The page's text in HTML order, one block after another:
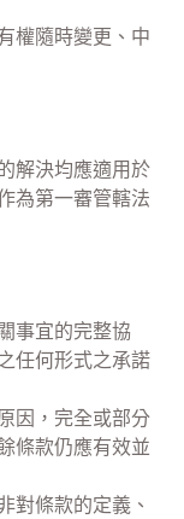
權隨時變更、中
解決均應適用於
為第一審管轄法
事宜的完整協
任何形式之承諾
因，完全或部分
條款仍應有效並
對條款的定義、